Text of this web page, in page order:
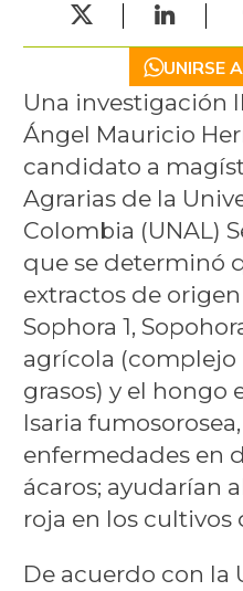
UNIRSE
Una investigación
Ángel Mauricio
candidato a
Agrarias de la
Colombia (UNAL)
que se determinó
extractos de
Sophora 1,
agrícola
grasos) y el
Isaria
enfermedades en
ácaros; ayudarían
roja en los cultivos
De acuerdo con la